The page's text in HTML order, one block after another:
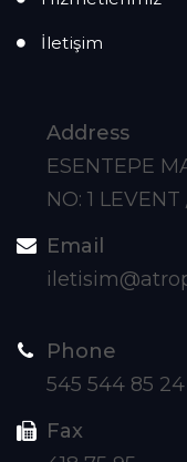
İletişim
Address
ESENTEPE
NO: 1
Email
Phone
545 544 85 24
Fax